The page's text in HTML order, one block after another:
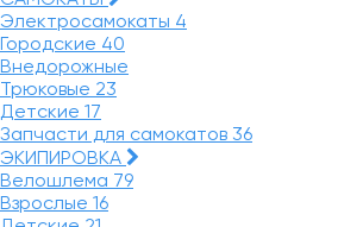
Электросамокаты 4
Городские 40
Внедорожные
Трюковые 23
Детские 17
Запчасти для самокатов 36
ЭКИПИРОВКА
Велошлема 79
Взрослые 16